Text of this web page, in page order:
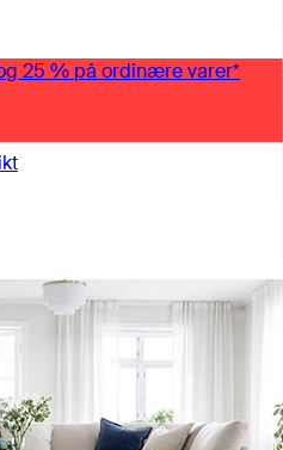
25 % på ordinære varer*